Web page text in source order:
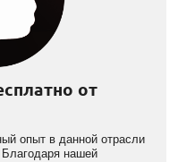
от
опыт в данной отрасли
нашей